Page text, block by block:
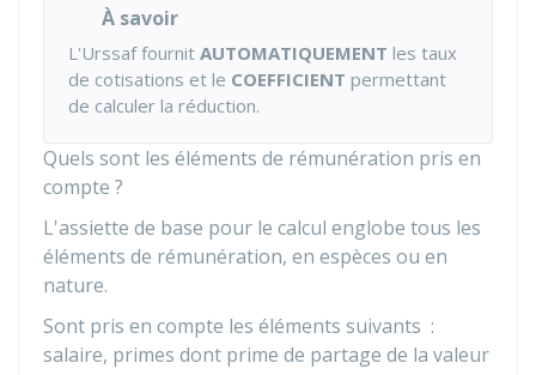
À savoir
L'Urssaf fournit AUTOMATIQUEMENT les taux
de cotisations et le COEFFICIENT permettant
de calculer la réduction.
Quels sont les éléments de rémunération pris en
compte ?
L'assiette de base pour le calcul englobe tous les
éléments de rémunération, en espèces ou en
nature.
Sont pris en compte les éléments suivants :
salaire, primes dont prime de partage de la valeur